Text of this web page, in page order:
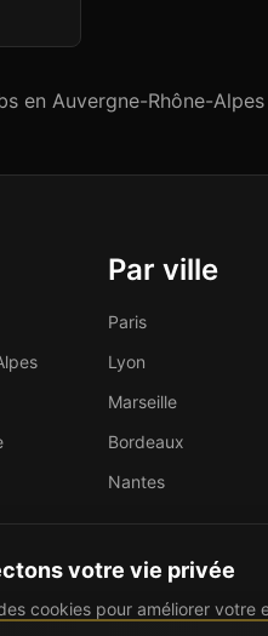
en Auvergne-Rhône-Alpes
Par ville
Paris
Lyon
Marseille
Bordeaux
Nantes
votre vie privée
cookies pour améliorer votre